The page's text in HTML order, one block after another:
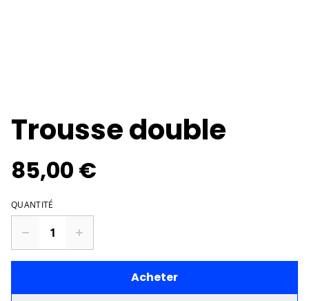
Trousse double
85,00 €
QUANTITÉ
Acheter